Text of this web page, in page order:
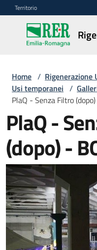
Vai al contenuto
Vai alla navigazione
Vai al footer
Territorio
Urbana
Misure
e
Strumenti
Menu selezionato
Divulgazione
Norme
e
atti
Home / Rigenerazione
Usi temporanei /
PlaQ - Senza Filtro
PlaQ -
(dopo) -